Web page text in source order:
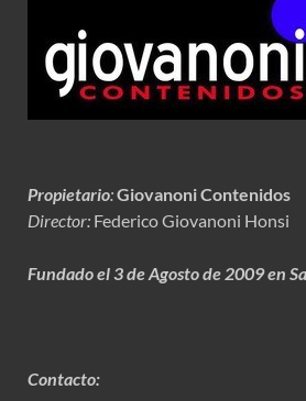
Propietario:Giovanoni Contenidos
Director: Federico Giovanoni Honsi
Fundado el 3 de Agosto de 2009 en
Contacto: